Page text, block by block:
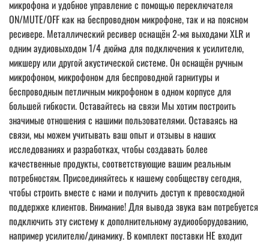
микрофона и удобное управление с помощью переключателя
ON/MUTE/OFF как на беспроводном микрофоне, так и на поясном
ресивере. Металлический ресивер оснащён 2-мя выходами XLR и
одним аудиовыходом 1/4 дюйма для подключения к усилителю,
микшеру или другой акустической системе. Он оснащён ручным
микрофоном, микрофоном для беспроводной гарнитуры и
беспроводным петличным микрофоном в одном корпусе для
большей гибкости. Оставайтесь на связи Мы хотим построить
значимые отношения с нашими пользователями. Оставаясь на
связи, мы можем учитывать ваш опыт и отзывы в наших
исследованиях и разработках, чтобы создавать более
качественные продукты, соответствующие вашим реальным
потребностям. Присоединяйтесь к нашему сообществу сегодня,
чтобы строить вместе с нами и получить доступ к превосходной
поддержке клиентов. Внимание! Для вывода звука вам потребуется
подключить эту систему к дополнительному аудиооборудованию,
например усилителю/динамику. В комплект поставки НЕ входит